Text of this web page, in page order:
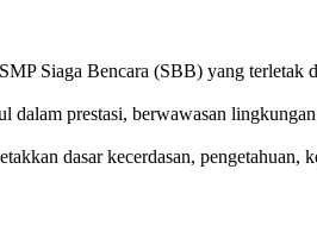
Siaga Bencara (SBB) yang
prestasi, berwawasan lingkungan
dasar kecerdasan,